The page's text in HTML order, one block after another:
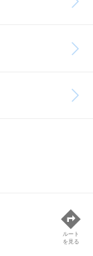
ルート
を見る